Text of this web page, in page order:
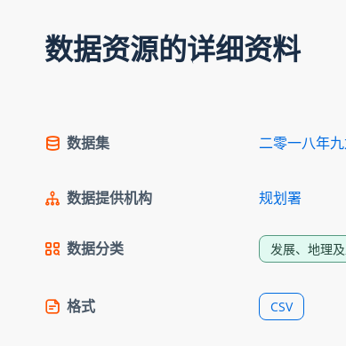
数据资源的详细资料
数据集 二零一八年
数据提供机构 规划署
数据分类 发展、地理
格式 CSV